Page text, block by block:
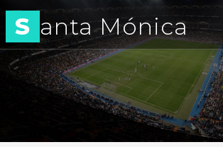
S anta Mónica